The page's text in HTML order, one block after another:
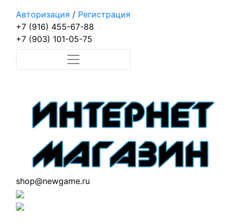
Авторизация / Регистрация
+7 (916) 455-67-88
+7 (903) 101-05-75
shop@newgame.ru